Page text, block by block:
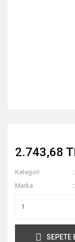
2.743,68
Kategori
Marka
SEPETE